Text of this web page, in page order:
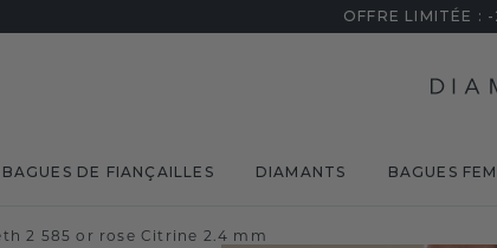
OFFRE LIMITÉE :
BAGUES DE FIANÇAILLES DIAMANTS BAGUES
2 585 or rose Citrine 2.4 mm